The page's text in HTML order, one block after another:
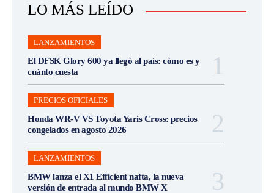
LO MÁS LEÍDO
LANZAMIENTOS
El DFSK Glory 600 ya llegó al país: cómo es y
cuánto cuesta
PRECIOS OFICIALES
Honda WR-V VS Toyota Yaris Cross: precios
congelados en agosto 2026
LANZAMIENTOS
BMW lanza el X1 Efficient nafta, la nueva
versión de entrada al mundo BMW X